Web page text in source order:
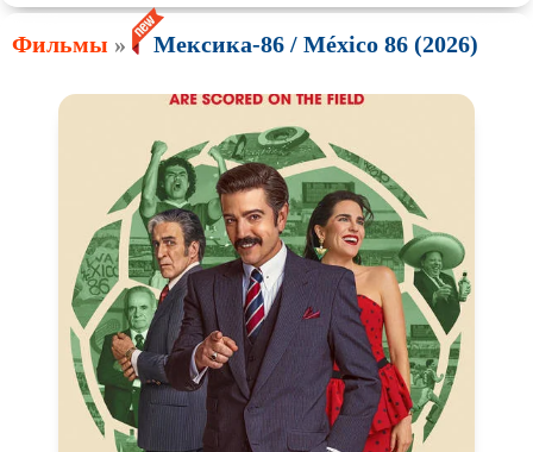
Фильмы » Мексика-86 / México 86 (2026)